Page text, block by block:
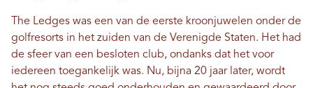
The Ledges was een van de eerste kroonjuwelen onder de
golfresorts in het zuiden van de Verenigde Staten. Het had
de sfeer van een besloten club, ondanks dat het voor
iedereen toegankelijk was. Nu, bijna 20 jaar later, wordt